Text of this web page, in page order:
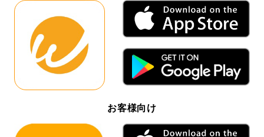
お客様向け